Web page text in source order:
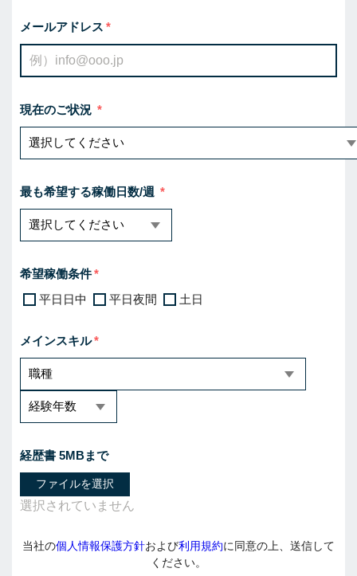
メールアドレス
現在のご状況
最も希望する稼働日数/週
希望稼働条件
平日日中
平日夜間 土日
メインスキル
経歴書 5MBまで
ファイルを選択
当社の個人情報保護方針および利用規約に同意の上、送信して
ください。